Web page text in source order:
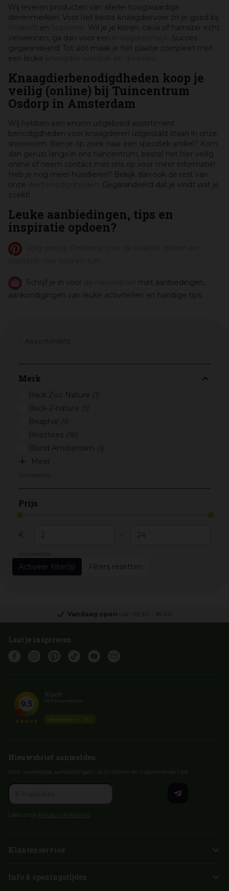
Wij leveren producten van allerlei hoogwaardige
dierenmerken. Voor het beste knaagdiervoer zit je goed bij
en
. Wil je je konijn, cavia of hamster echt
verwennen, ga dan voor een
. Succes
gegarandeerd! Tot slot maak je het plaatje compleet met
een leuke
Knaagdierbenodigdheden koop je
veilig (online) bij Tuincentrum
Osdorp in Amsterdam
Wij hebben een enorm uitgebreid assortiment
benodigdheden voor knaagdieren uitgestald staan in onze
showroom. Ben je op zoek naar een specifiek artikel? Kom
dan gerust langs in ons tuincentrum, bestel het hier veilig
online of neem contact met ons op voor meer informatie!
Heb je nog meer huisdieren? Bekijk dan ook de rest van
onze
. Gegarandeerd dat je vindt wat je
zoekt!
Leuke aanbiedingen, tips en
inspiratie opdoen?
Schrijf je in voor
met aanbiedingen,
aankondigingen van leuke activiteiten en handige tips.
Merk
Back Zoo Nature (1)
Back-2-nature (1)
Beaphar (1)
Beeztees (16)
Blond Amsterdam (1)
Meer
Prijs
€ -
Filters resetten
Vandaag open van 09:30 18:00
Laat je inspireren
Nieuwsbrief aanmelden
Voor wekelijkse aanbiedingen, activiteiten en inspirerende tips
Lees onze Privacyverklaring
Klantenservice
Info & openingstijden